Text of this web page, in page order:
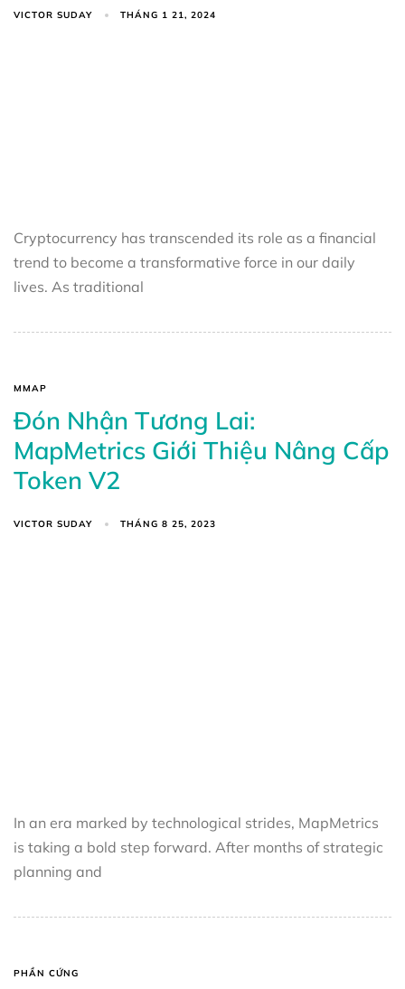
VICTOR SUDAY THÁNG 1 21, 2024
Cryptocurrency has transcended its role as a financial
trend to become a transformative force in our daily
lives. As traditional
MMAP
Đón Nhận Tương Lai:
MapMetrics Giới Thiệu Nâng Cấp
Token V2
VICTOR SUDAY THÁNG 8 25, 2023
In an era marked by technological strides, MapMetrics
is taking a bold step forward. After months of strategic
planning and
PHẦN CỨNG